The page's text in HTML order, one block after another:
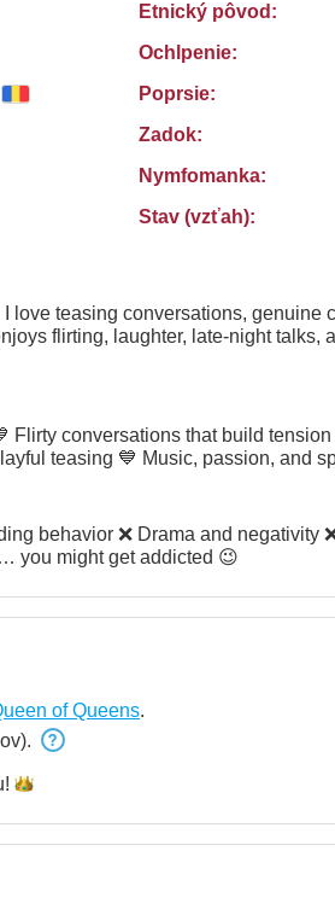
Etnický pôvod:
Ochlpenie:
Poprsie:
Zadok:
Nymfomanka:
Stav (vzťah):
love teasing conversations, genuine
flirting, laughter, late-night talks,
teasing 💙 Music, passion, and
personality Come say hi… you might get addicted 😉
of Queens.